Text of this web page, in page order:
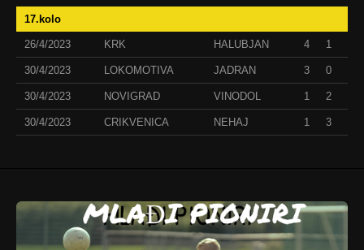
17.kolo
26/4/2023 KRK HALUBJAN 4 1
30/4/2023 LOKOMOTIVA JADRAN 3 0
30/4/2023 NOVIGRAD VINODOL 1 2
30/4/2023 CRIKVENICA NEHAJ 1 3